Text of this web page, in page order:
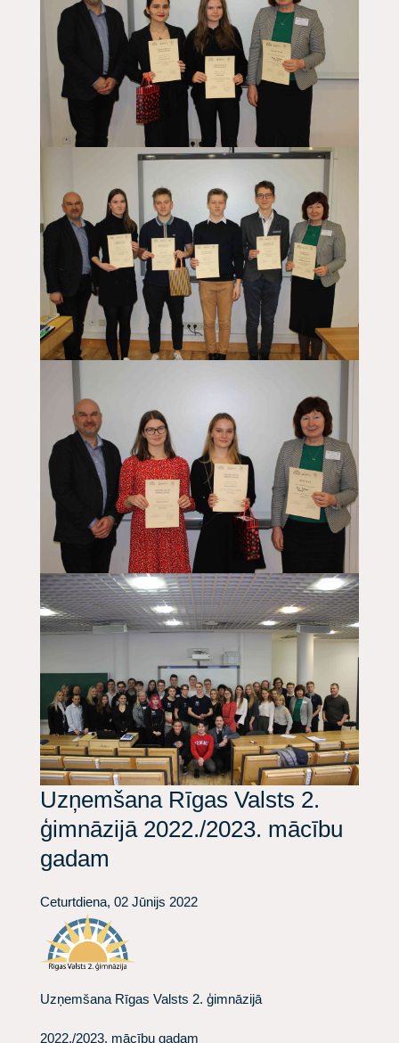
Uzņemšana Rīgas Valsts 2.
ģimnāzijā 2022./2023. mācību
gadam
Ceturtdiena, 02 Jūnijs 2022
Uzņemšana Rīgas Valsts 2. ģimnāzijā
2022./2023. mācību gadam